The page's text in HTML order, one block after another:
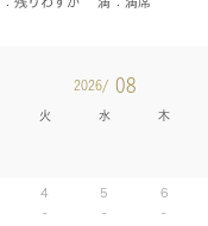
2026/ 08
火 水 木
4 5 6